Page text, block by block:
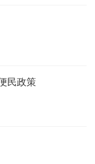
民政策